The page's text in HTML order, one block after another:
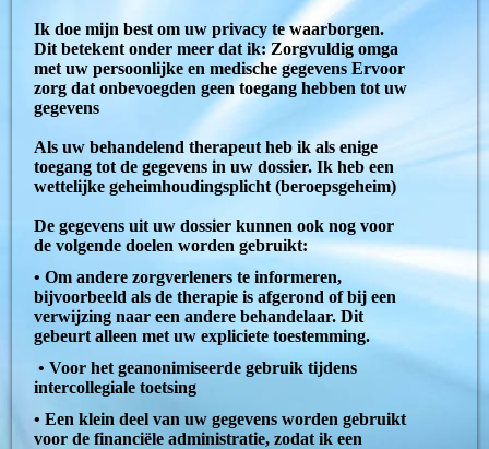
Ik doe mijn best om uw privacy te waarborgen.
Dit betekent onder meer dat ik: Zorgvuldig omga
met uw persoonlijke en medische gegevens Ervoor
zorg dat onbevoegden geen toegang hebben tot uw
gegevens
Als uw behandelend therapeut heb ik als enige
toegang tot de gegevens in uw dossier. Ik heb een
wettelijke geheimhoudingsplicht (beroepsgeheim)
De gegevens uit uw dossier kunnen ook nog voor
de volgende doelen worden gebruikt:
• Om andere zorgverleners te informeren,
bijvoorbeeld als de therapie is afgerond of bij een
verwijzing naar een andere behandelaar. Dit
gebeurt alleen met uw expliciete toestemming.
• Voor het geanonimiseerde gebruik tijdens
intercollegiale toetsing
• Een klein deel van uw gegevens worden gebruikt
voor de financiële administratie, zodat ik een